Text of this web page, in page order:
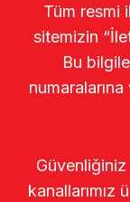
Tüm resmi
sitemizin
Bu
kanallarımız